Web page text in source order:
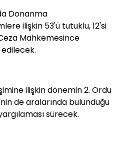
Donanma
ilişkin 53'ü tutuklu, 12'si
Mahkemesince
ilişkin dönemin 2. Ordu
de aralarında bulunduğu
sürecek.